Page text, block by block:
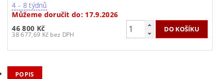
4 - 8 týdnů
Můžeme doručit do: 17.9.2026
46 800 Kč
38 677,69 Kč bez DPH
POPIS